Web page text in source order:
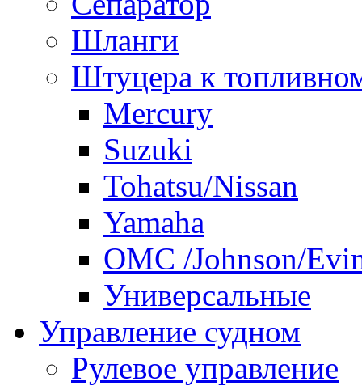
Шланги
Штуцера к
Mercury
Suzuki
Tohatsu/Nissan
Yamaha
ОМС /Johnson/
Универсальные
Управление судном
Рулевое управление